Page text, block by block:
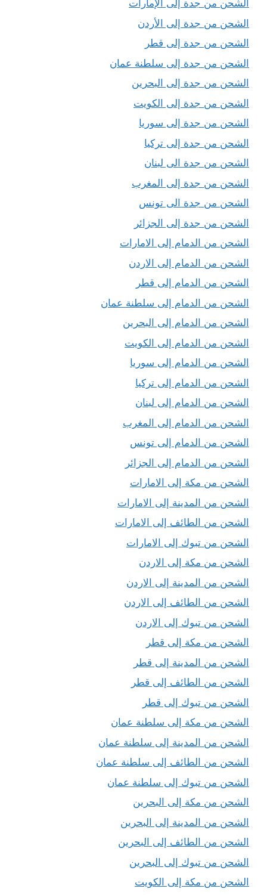
الشحن من جدة إلى الإمارات
الشحن من جدة إلى الأردن
الشحن من جدة إلى قطر
الشحن من جدة إلى سلطنة عمان
الشحن من جدة إلى البحرين
الشحن من جدة إلى الكويت
الشحن من جدة إلى سوريا
الشحن من جدة إلى تركيا
الشحن من جدة الى لبنان
الشحن من جدة إلى المغرب
الشحن من جدة الى تونس
الشحن من جدة إلى الجزائر
الشحن من الدمام إلى الامارات
الشحن من الدمام إلى الاردن
الشحن من الدمام إلى قطر
الشحن من الدمام إلى سلطنة عمان
الشحن من الدمام إلى البحرين
الشحن من الدمام إلى الكويت
الشحن من الدمام إلى سوريا
الشحن من الدمام إلى تركيا
الشحن من الدمام إلى لبنان
الشحن من الدمام إلى المغرب
الشحن من الدمام إلى تونس
الشحن من الدمام إلى الجزائر
الشحن من مكة إلى الامارات
الشحن من المدينة إلى الامارات
الشحن من الطائف إلى الامارات
الشحن من تبوك إلى الامارات
الشحن من مكة إلى الاردن
الشحن من المدينة إلى الاردن
الشحن من الطائف إلى الاردن
الشحن من تبوك إلى الاردن
الشحن من مكة إلى قطر
الشحن من المدينة إلى قطر
الشحن من الطائف إلى قطر
الشحن من تبوك إلى قطر
الشحن من مكة إلى سلطنة عمان
الشحن من المدينة إلى سلطنة عمان
الشحن من الطائف إلى سلطنة عمان
الشحن من تبوك إلى سلطنة عمان
الشحن من مكة إلى البحرين
الشحن من المدينة إلى البحرين
الشحن من الطائف إلى البحرين
الشحن من تبوك إلى البحرين
الشحن من مكة إلى الكويت